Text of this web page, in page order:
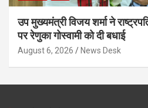
उप मुख्यमंत्री विजय शर्मा ने
पर रेणुका गोस्वामी को दी बधाई
August 6, 2026 News Desk